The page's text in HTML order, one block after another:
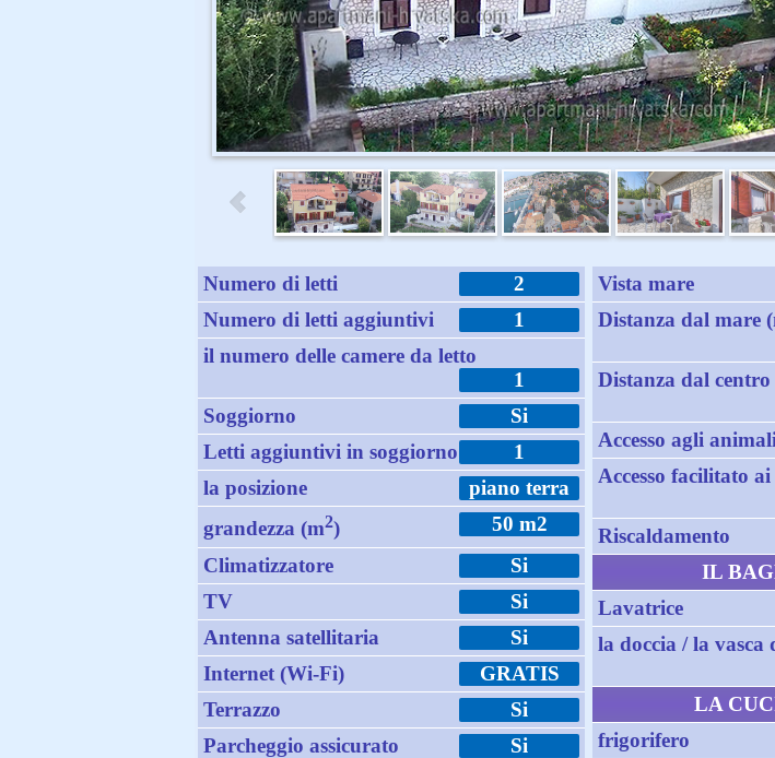
Numero di letti
2
Numero di letti aggiuntivi
1
il numero delle camere da letto
1
Soggiorno
Si
Letti aggiuntivi in soggiorno
1
la posizione
piano terra
grandezza (m2)
50 m2
Climatizzatore
Si
TV
Si
Antenna satellitaria
Si
Internet (Wi-Fi)
GRATIS
Terrazzo
Si
Parcheggio assicurato
Si
Vista mare
Distanza dal mare
Distanza dal centro
Accesso agli
Accesso facilitato
Riscaldamento
IL
Lavatrice
la doccia / la vasca
LA
frigorifero